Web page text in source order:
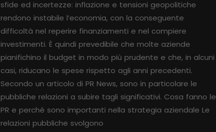
sfide ed incertezze: inflazione e tensioni geopolitiche
rendono instabile l’economia, con la conseguente
difficoltà nel reperire finanziamenti e nel compiere
investimenti. È quindi prevedibile che molte aziende
pianifichino il budget in modo più prudente e che, in alcuni
casi, riducano le spese rispetto agli anni precedenti.
Secondo un articolo di PR News, sono in particolare le
pubbliche relazioni a subire tagli significativi. Cosa fanno le
PR e perché sono importanti nella strategia aziendale Le
relazioni pubbliche svolgono